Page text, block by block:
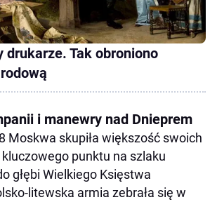
drukarze. Tak obroniono
i manewry nad Dnieprem
Moskwa skupiła większość swoich
kluczowego punktu na szlaku
głębi Wielkiego Księstwa
litewska armia zebrała się w